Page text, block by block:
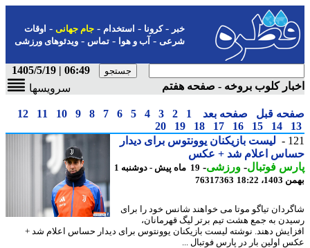
-کرونا-استخدام- جام جهانی-اوقات
شرعی-آب و هوا-تماس-ویدئوهای ورزشی
06:49 | 1405/5/19
کلوب بروخه - صفحه هفتم
سرویسها
قبل صفحه بعد 1
2
3
4
5
6
7
8
9
10
11
12
14
15
16
17
18
19
20
لیست بازیکنان یوونتوس برای دیدار
اعلام شد + عکس
فوتبال-ورزشی-
19 ماه پیش - دوشنبه 1
18:22
76317363
تیاگو موتا می خواهند شانس خود را برای
به جمع هشت تیم برتر لیگ قهرمانان،
دهند. نوشته لیست بازیکنان یوونتوس برای دیدار حساس اعلام شد +
اولین بار در پارس فوتبال ...